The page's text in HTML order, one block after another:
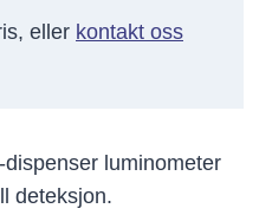
eller kontakt oss
luminometer
deteksjon.